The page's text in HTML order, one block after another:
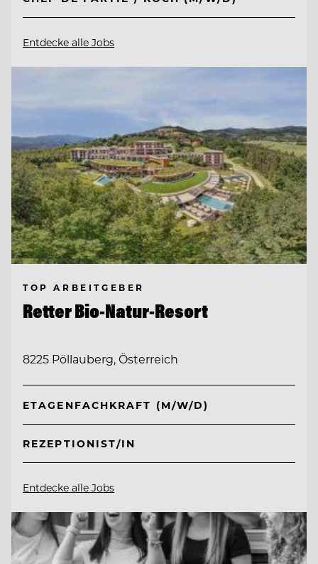
Entdecke alle Jobs
TOP ARBEITGEBER
Retter Bio-Natur-Resort
8225 Pöllauberg, Österreich
ETAGENFACHKRAFT (M/W/D)
REZEPTIONIST/IN
Entdecke alle Jobs